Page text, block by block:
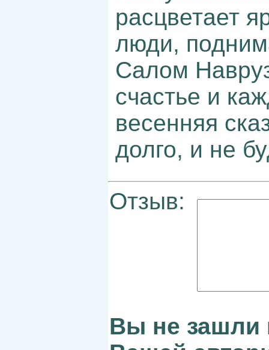
расцветает
люди,
Салом
счастье и
весенняя
долго, и не
Отзыв:
Вы не зашли